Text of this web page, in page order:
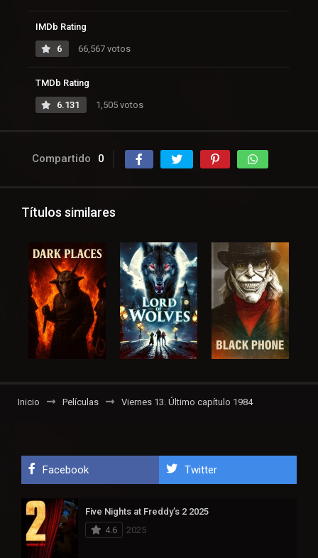
IMDb Rating
6 66,567 votos
TMDb Rating
6.131 1,505 votos
Compartido 0
Títulos similares
Inicio Películas Viernes 13. Último capítulo 1984
Facebook Twitter
Five Nights at Freddy’s 2 2025
4.6
2025